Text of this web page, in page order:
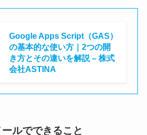
Google Apps Script（GAS）
の基本的な使い方｜2つの開
き方とその違いを解説 – 株式
会社ASTINA
ルでできること